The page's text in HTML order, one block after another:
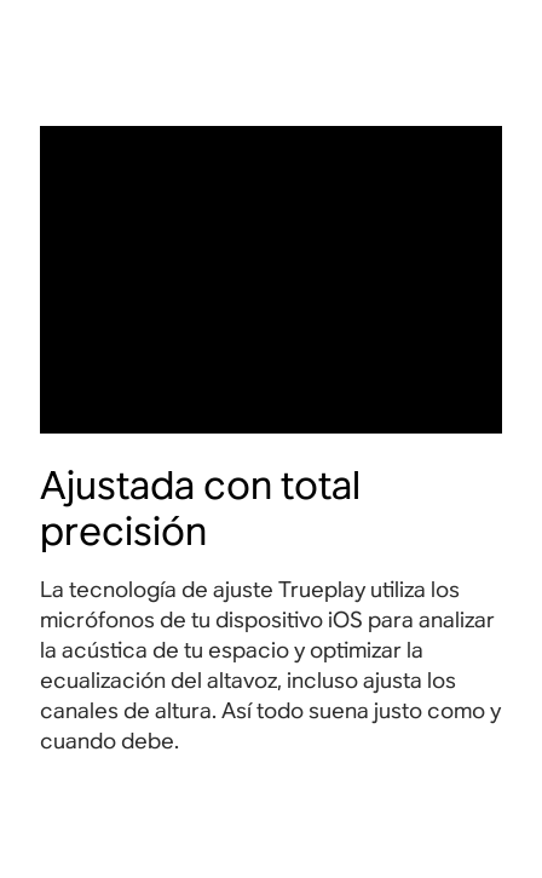
Ajustada con total
precisión
La tecnología de ajuste Trueplay utiliza los
micrófonos de tu dispositivo iOS para analizar
la acústica de tu espacio y optimizar la
ecualización del altavoz, incluso ajusta los
canales de altura. Así todo suena justo como y
cuandodebe.